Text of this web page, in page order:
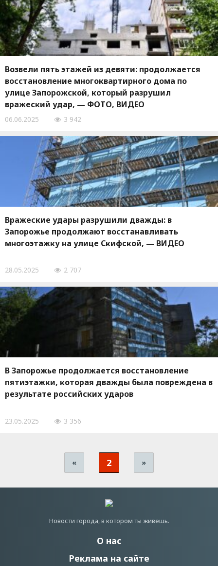
Возвели пять этажей из девяти: продолжается
восстановление многоквартирного дома по
улице Запорожской, который разрушил
вражеский удар, — ФОТО, ВИДЕО
06.06.2025 3 942
Вражеские удары разрушили дважды: в
Запорожье продолжают восстанавливать
многоэтажку на улице Скифской, — ВИДЕО
28.05.2025 2 707
В Запорожье продолжается восстановление
пятиэтажки, которая дважды была повреждена в
результате российских ударов
23.05.2025 3 356
« 2 »
Новости города, в котором ты живешь.
О нас
Реклама на сайте